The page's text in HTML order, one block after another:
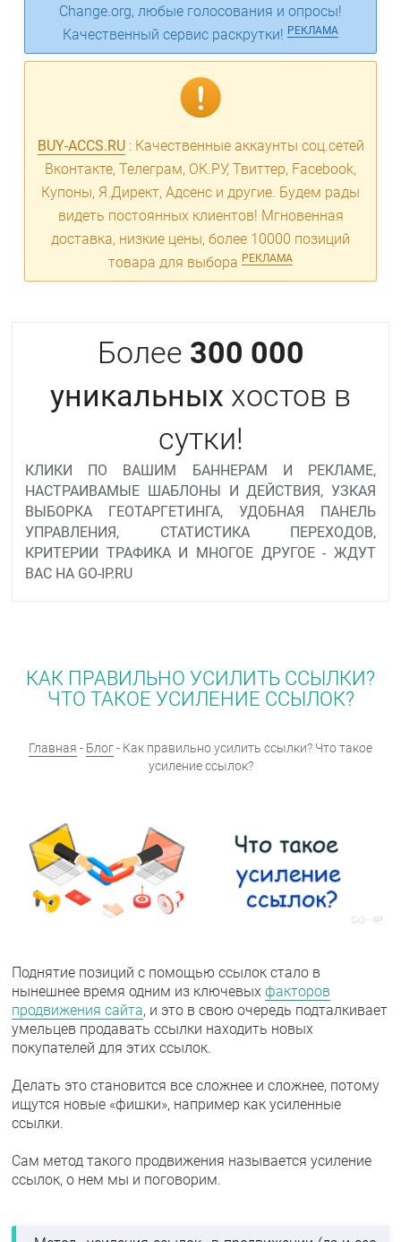
Change.org, любые голосования и опросы!
Качественный сервис раскрутки! РЕКЛАМА
BUY-ACCS.RU: Качественные аккаунты соц.сетей
Вконтакте, Телеграм, ОК.РУ, Твиттер, Facebook,
Купоны, Я.Директ, Адсенс и другие. Будем рады
видеть постоянных клиентов! Мгновенная
доставка, низкие цены, более 10000 позиций
товара для выбора РЕКЛАМА
Более 300 000
уникальных хостов в
сутки!
КЛИКИ ПО ВАШИМ БАННЕРАМ И РЕКЛАМЕ,
НАСТРАИВАМЫЕ ШАБЛОНЫ И ДЕЙСТВИЯ, УЗКАЯ
ВЫБОРКА ГЕОТАРГЕТИНГА, УДОБНАЯ ПАНЕЛЬ
УПРАВЛЕНИЯ, СТАТИСТИКА ПЕРЕХОДОВ,
КРИТЕРИИ ТРАФИКА И МНОГОЕ ДРУГОЕ - ЖДУТ
ВАС НА GO-IP.RU
КАК ПРАВИЛЬНО УСИЛИТЬ ССЫЛКИ?
ЧТО ТАКОЕ УСИЛЕНИЕ ССЫЛОК?
Главная - Блог- Как правильно усилить ссылки? Что такое
усиление ссылок?
Поднятие позиций с помощью ссылок стало в
нынешнее время одним из ключевыхфакторов
продвижения сайта, и это в свою очередь подталкивает
умельцев продавать ссылки находить новых
покупателей для этих ссылок.
Делать это становится все сложнее и сложнее, потому
ищутся новые «фишки», например как усиленные
ссылки.
Сам метод такого продвижения называется усиление
ссылок, о нем мы и поговорим.